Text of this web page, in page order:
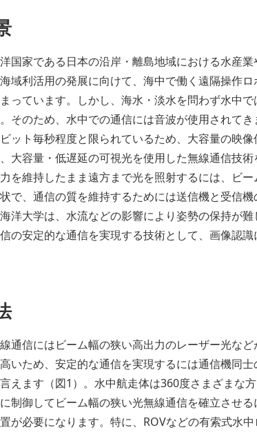
国家である日本の沿岸・離島地域における水産
域利活用の発展に向けて、海中で働く遠隔操作
っています。しかし、海水・淡水を問わず水中
そのため、水中での通信には音波が使用されて
ット毎秒程度と限られているため、大容量の映
大容量・低遅延の可視光を使用した無線通信技
を維持したまま遠方まで光を照射するには、ビ
で、通信の質を維持するためには送信機と受信
洋大学は、水流などの影響により姿勢の保持が
の安定的な通信を実現する技術として、画像認
通信にはビーム幅の狭い高出力のレーザー光な
いため、安定的な通信を実現するには通信機同
えます（図1）。水中航走体は360度さまざまな
制御してビーム幅の狭い光無線通信を確立させ
が必要になります。特に、ROVなどの有索式水